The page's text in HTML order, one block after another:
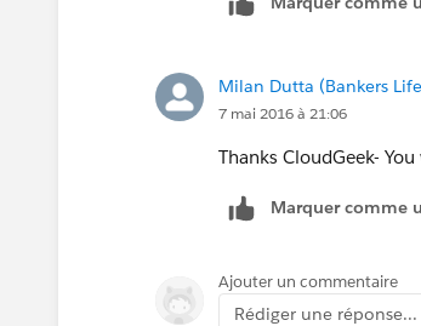
Milan Dutta (Bankers
7 mai 2016 à 21:06
Thanks CloudGeek-
Marquer comme
Ajouter un commentaire
Rédiger une réponse...